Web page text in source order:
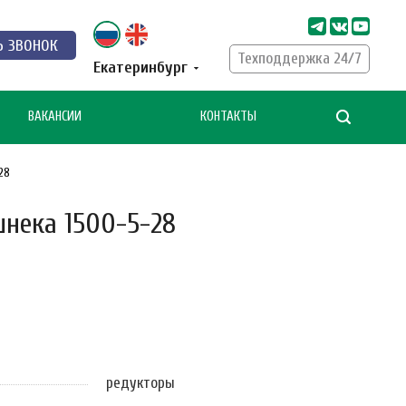
ЗВОНОК
Екатеринбург
Техподдержка 24/7
ВАКАНСИИ КОНТАКТЫ
1500-5-28
редукторы